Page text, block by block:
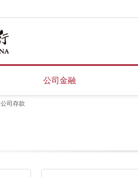
公司金融
公司存款